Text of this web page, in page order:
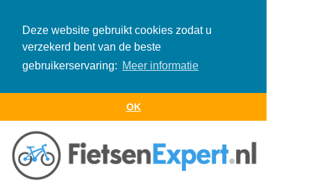
Deze website gebruikt cookies zodat u
verzekerd bent van de beste
gebruikerservaring: Meer informatie
OK